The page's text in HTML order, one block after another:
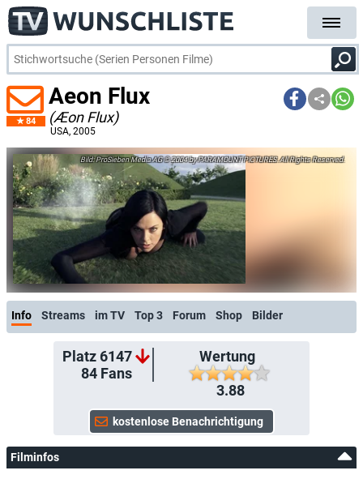
84
Aeon Flux
(Æon Flux)
USA, 2005
ProSieben Media AG © 2004 by PARAMOUNT PICTURES. All Rights Reserved.
Info Streams im TV Top 3 Forum Shop Bilder
Platz 6147
84Fans
Wertung
3.88
Filminfos